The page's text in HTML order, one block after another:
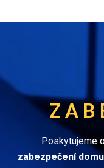
Poskytujeme
zabezpečení